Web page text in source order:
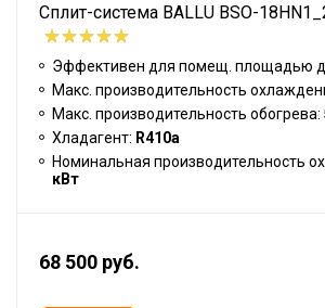
Сплит-система BALLU BSO-
Эффективен для помещ. площадью
Макс. производительность
Макс. производительность обогрева:
Хладагент: R410a
Номинальная производительность
кВт
68 500 руб.